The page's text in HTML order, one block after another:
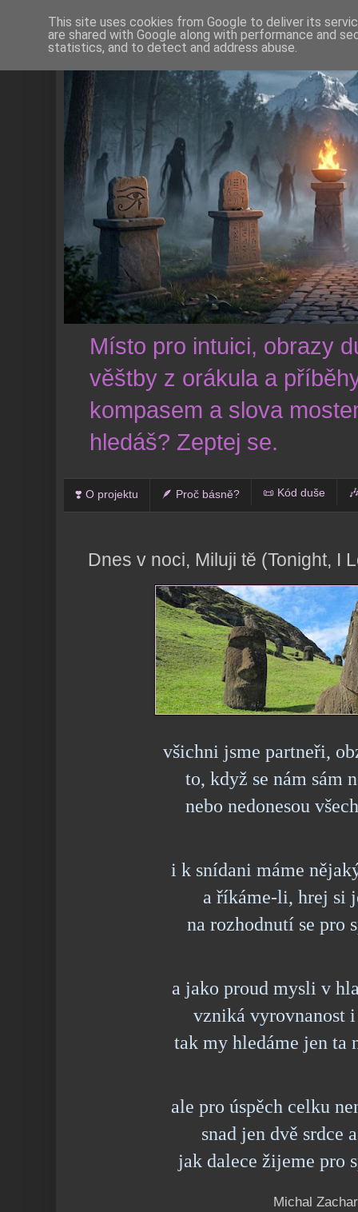
Místo pro intuici, obrazy
věštby z orákula a
kompasem a slova
hledáš? Zeptej se.
❣️ O projektu 🪶 Proč básně? 📜 Kód duše
Dnes v noci, Miluji tě (Tonight, I
všichni jsme partneři,
to, když se nám sám
nebo nedonesou
i k snídani máme
a říkáme-li, hrej si
na rozhodnutí se pro
a jako proud mysli v
vzniká vyrovnanost
tak my hledáme jen ta
ale pro úspěch celku
snad jen dvě srdce
jak dalece žijeme pro
Michal Zachar
This site uses cookies from Google to deliver its
are shared with Google along with performance and
statistics, and to detect and address abuse.